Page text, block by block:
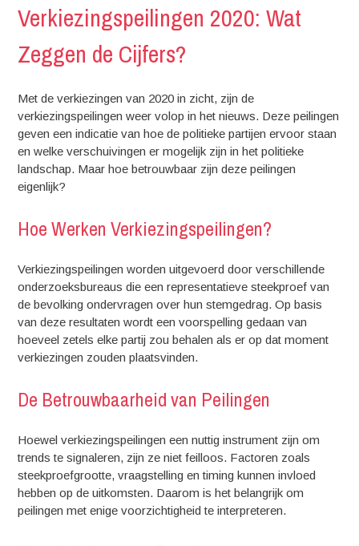
Verkiezingspeilingen 2020: Wat
Zeggen de Cijfers?
Met de verkiezingen van 2020 in zicht, zijn de
verkiezingspeilingen weer volop in het nieuws. Deze peilingen
geven een indicatie van hoe de politieke partijen ervoor staan
en welke verschuivingen er mogelijk zijn in het politieke
landschap. Maar hoe betrouwbaar zijn deze peilingen
eigenlijk?
Hoe Werken Verkiezingspeilingen?
Verkiezingspeilingen worden uitgevoerd door verschillende
onderzoeksbureaus die een representatieve steekproef van
de bevolking ondervragen over hun stemgedrag. Op basis
van deze resultaten wordt een voorspelling gedaan van
hoeveel zetels elke partij zou behalen als er op dat moment
verkiezingen zouden plaatsvinden.
De Betrouwbaarheid van Peilingen
Hoewel verkiezingspeilingen een nuttig instrument zijn om
trends te signaleren, zijn ze niet feilloos. Factoren zoals
steekproefgrootte, vraagstelling en timing kunnen invloed
hebben op de uitkomsten. Daarom is het belangrijk om
peilingen met enige voorzichtigheid te interpreteren.